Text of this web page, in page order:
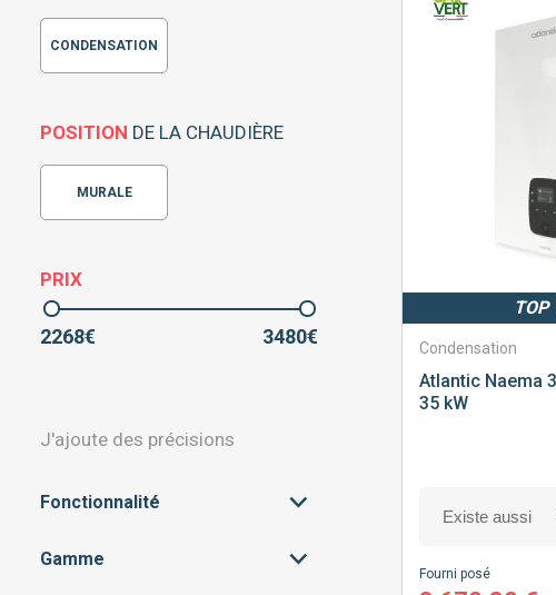
CONDENSATION
POSITION DE LA CHAUDIÈRE
MURALE
PRIX
2268€ 3480€
J'ajoute des précisions
Fonctionnalité
CONNECTIVITÉ
Gamme
TOP
Condensation
Atlantic Naema
35 kW
Fourni posé